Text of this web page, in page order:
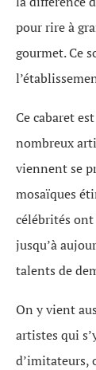
pour rire à
gourmet. Ce
Ce cabaret
nombreux
viennent se
mosaïques
célébrités
jusqu’à
talents de
On y vient
artistes qui
d’imitateurs,